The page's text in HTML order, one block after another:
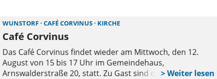
Landkreis Schaumburg.
WUNSTORF CAFÉ CORVINUS KIRCHE
Café Corvinus
Das Café Corvinus findet wieder am Mittwoch, den 12.
August von 15 bis 17 Uhr im Gemeindehaus,
Arnswalderstraße 20, statt. Zu Gast sind diesmal Christina